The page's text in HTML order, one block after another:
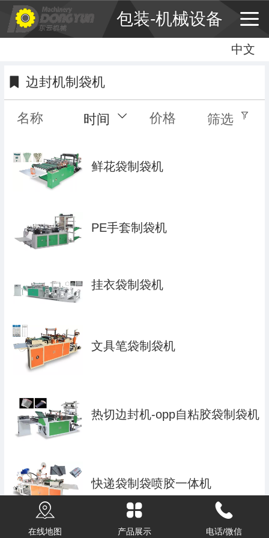
包装-机械设备
中文
中文
繁体
边封机制袋机
名称 时间 价格 筛选
鲜花袋制袋机
PE手套制袋机
挂衣袋制袋机
文具笔袋制袋机
热切边封机-opp自粘胶袋制袋机
快递袋制袋喷胶一体机
在线地图 产品展示 电话/微信